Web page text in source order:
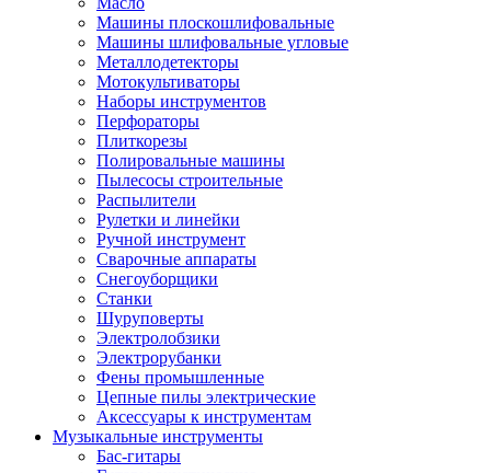
Машины плоскошлифовальные
Машины шлифовальные угловые
Металлодетекторы
Мотокультиваторы
Наборы инструментов
Перфораторы
Плиткорезы
Полировальные машины
Пылесосы строительные
Распылители
Рулетки и линейки
Ручной инструмент
Сварочные аппараты
Снегоуборщики
Станки
Шуруповерты
Электролобзики
Электрорубанки
Фены промышленные
Цепные пилы электрические
Аксессуары к инструментам
Музыкальные инструменты
Бас-гитары